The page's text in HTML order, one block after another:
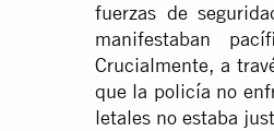
fuerzas de
manifestaban
Crucialmente, a
que la policía no
letales no estaba